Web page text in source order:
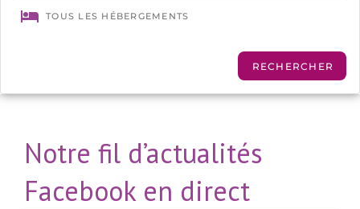
Notre fil d’actualités
Facebook en direct